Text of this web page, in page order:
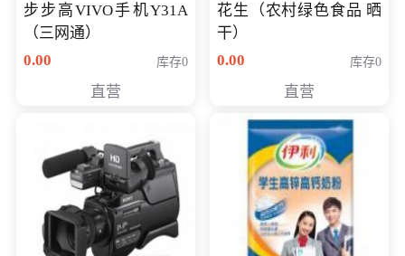
步步高VIVO手机Y31A
（三网通）
0.00
库存0
直营
花生（农村绿色食品 晒
干）
0.00
库存0
直营